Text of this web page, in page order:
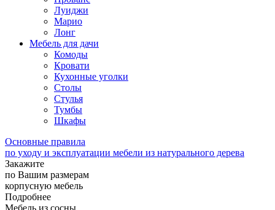
Луиджи
Марио
Лонг
Мебель для дачи
Комоды
Кровати
Кухонные уголки
Столы
Стулья
Тумбы
Шкафы
Основные правила
по уходу и эксплуатации мебели из натурального дерева
Закажите
по Вашим размерам
корпусную мебель
Подробнее
Мебель из сосны